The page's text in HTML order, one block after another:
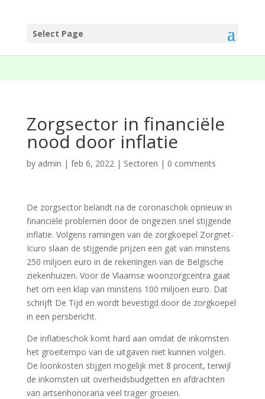
Select Page
Zorgsector in financiële
nood door inflatie
by admin | feb 6, 2022| Sectoren | 0 comments
De zorgsector belandt na de corona­schok opnieuw in
financiële problemen door de ongezien snel stijgende
inflatie. Volgens ramingen van de zorgkoepel Zorgnet-
Icuro slaan de stijgende prijzen een gat van minstens
250 miljoen euro in de rekeningen van de Belgische
ziekenhuizen. Voor de Vlaamse woonzorgcentra gaat
het om een klap van minstens 100 miljoen euro. Dat
schrijft De Tijd en wordt bevestigd door de zorgkoepel
in een persbericht.
De inflatieschok komt hard aan omdat de inkomsten
het groeitempo van de uitgaven niet kunnen volgen.
De loonkosten stijgen mogelijk met 8 procent, terwijl
de inkomsten uit overheidsbudgetten en afdrachten
van artsen­honoraria veel trager groeien.